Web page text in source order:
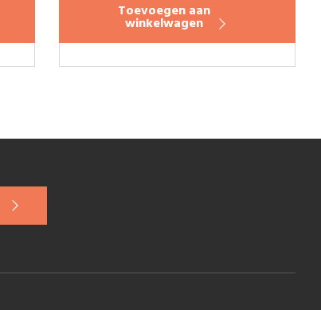
Toevoegen aan
winkelwagen